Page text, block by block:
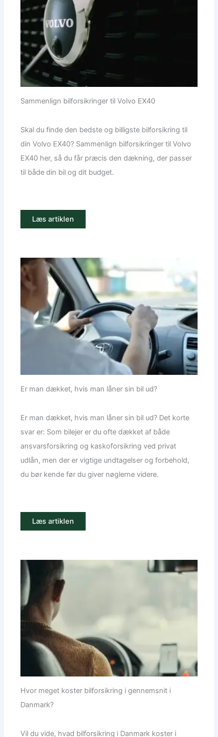
Sammenlign bilforsikringer til Volvo EX40
Skal du finde den bedste og billigste bilforsikring til
din Volvo EX40? Sammenlign bilforsikringer til Volvo
EX40 her, så du får præcis den dækning, der passer
til både din bil og dit budget.
Læs artiklen
Er man dækket, hvis man låner sin bil ud?
Er man dækket, hvis man låner sin bil ud? Det korte
svar er: Som bilejer er du ofte dækket af både
ansvarsforsikring og kaskoforsikring ved privat
udlån, men der er vigtige undtagelser og forbehold,
du bør kende før du giver nøglerne videre.
Læs artiklen
Hvor meget koster bilforsikring i gennemsnit i
Danmark?
Vil du vide, hvad bilforsikring i Danmark koster i